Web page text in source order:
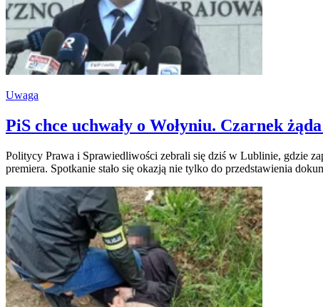
Uwaga
PiS chce uchwały o Wołyniu. Czarnek
Politycy Prawa i Sprawiedliwości zebrali się dziś w Lublinie, gdzie
premiera. Spotkanie stało się okazją nie tylko do przedstawienia